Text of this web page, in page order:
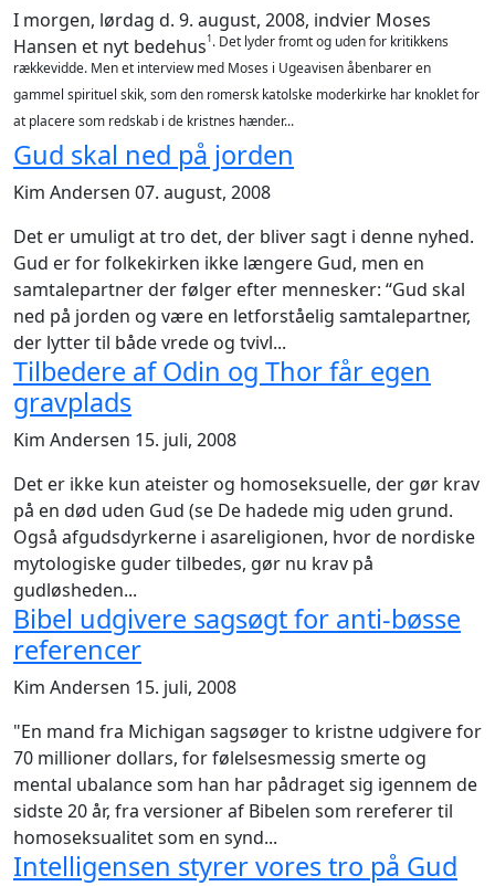
I morgen, lørdag d. 9. august, 2008, indvier Moses
Hansen et nyt bedehus1. Det lyder fromt og uden for kritikkens
rækkevidde. Men et interview med Moses i Ugeavisen åbenbarer en
gammel spirituel skik, som den romersk katolske moderkirke har knoklet for
at placere som redskab i de kristnes hænder...
Gud skal ned på jorden
Kim Andersen 07. august, 2008
Det er umuligt at tro det, der bliver sagt i denne nyhed.
Gud er for folkekirken ikke længere Gud, men en
samtalepartner der følger efter mennesker: “Gud skal
ned på jorden og være en letforståelig samtalepartner,
der lytter til både vrede og tvivl...
Tilbedere af Odin og Thor får egen
gravplads
Kim Andersen 15. juli, 2008
Det er ikke kun ateister og homoseksuelle, der gør krav
på en død uden Gud (se De hadede mig uden grund.
Også afgudsdyrkerne i asareligionen, hvor de nordiske
mytologiske guder tilbedes, gør nu krav på
gudløsheden...
Bibel udgivere sagsøgt for anti-bøsse
referencer
Kim Andersen 15. juli, 2008
"En mand fra Michigan sagsøger to kristne udgivere for
70 millioner dollars, for følelsesmessig smerte og
mental ubalance som han har pådraget sig igennem de
sidste 20 år, fra versioner af Bibelen som rereferer til
homoseksualitet som en synd...
Intelligensen styrer vores tro på Gud